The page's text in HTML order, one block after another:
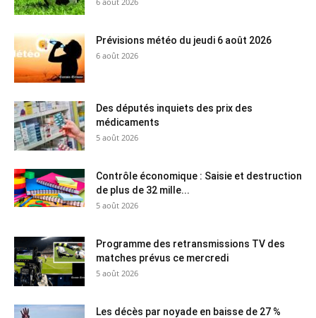
Prévisions météo du jeudi 6 août 2026
6 août 2026
Des députés inquiets des prix des
médicaments
5 août 2026
Contrôle économique : Saisie et destruction
de plus de 32 mille...
5 août 2026
Programme des retransmissions TV des
matches prévus ce mercredi
5 août 2026
Les décès par noyade en baisse de 27 %